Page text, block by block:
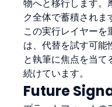
物へと移行します。
ク全体で蓄積されま
この実行レイヤー
は、代替を試す可能
と執筆に焦点を当て
続けています。
Future